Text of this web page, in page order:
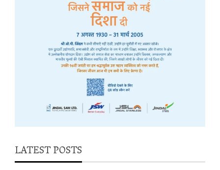
LATEST POSTS